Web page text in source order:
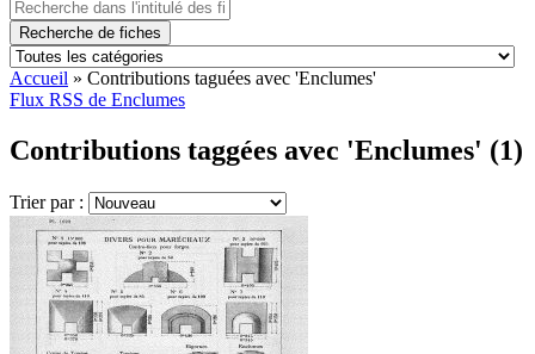
Recherche de fiches
Accueil » Contributions taguées avec 'Enclumes'
Flux RSS de Enclumes
Contributions taggées avec 'Enclumes' (1)
Trier par :